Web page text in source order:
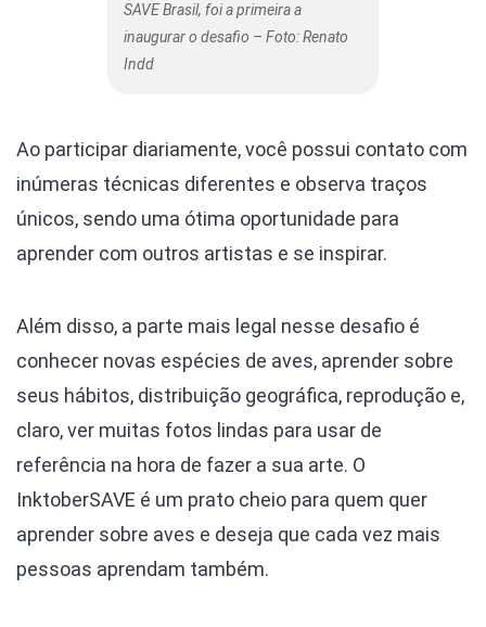
SAVE Brasil, foi a primeira a
inaugurar o desafio – Foto: Renato
Indd
Ao participar diariamente, você possui contato com
inúmeras técnicas diferentes e observa traços
únicos, sendo uma ótima oportunidade para
aprender com outros artistas e se inspirar.
Além disso, a parte mais legal nesse desafio é
conhecer novas espécies de aves, aprender sobre
seus hábitos, distribuição geográfica, reprodução e,
claro, ver muitas fotos lindas para usar de
referência na hora de fazer a sua arte. O
InktoberSAVE é um prato cheio para quem quer
aprender sobre aves e deseja que cada vez mais
pessoas aprendam também.